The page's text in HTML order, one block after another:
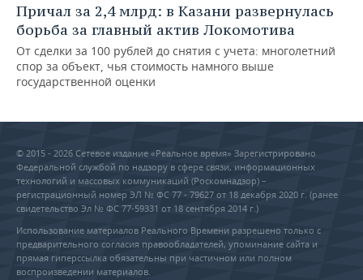
Причал за 2,4 млрд: в Казани развернулась
борьба за главный актив Локомотива
От сделки за 100 рублей до снятия с учета: многолетний
спор за объект, чья стоимость намного выше
государственной оценки
© 2015 - 2026 Сетевое издание «Реальное время» Зарегистрировано
Федеральной службой по надзору в сфере связи, информационных
технологий и массовых коммуникаций (Роскомнадзор) –
регистрационный номер ЭЛ № ФС 77 - 79627 от 18 декабря 2020 г. (ранее
свидетельство Эл № ФС 77-59331 от 18 сентября 2014 г.)
Использование материалов Реального Времени разрешено только с
предварительного согласия правообладателей, упоминание сайта и
прямая гиперссылка обязательны при частичном или полном
воспроизведении материалов.